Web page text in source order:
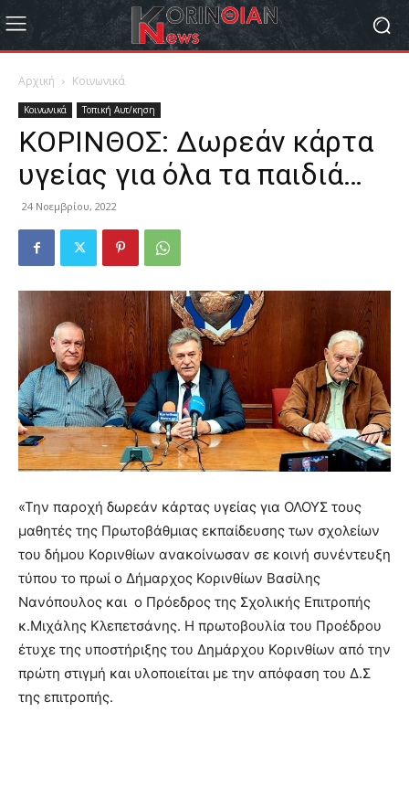
Αρχική Κοινωνικά
Κοινωνικά Τοπική Αυτ/κηση
ΚΟΡΙΝΘΟΣ: Δωρεάν κάρτα
υγείας για όλα τα παιδιά…
24 Νοεμβρίου, 2022
«Την παροχή δωρεάν κάρτας υγείας για ΟΛΟΥΣ τους
μαθητές της Πρωτοβάθμιας εκπαίδευσης των σχολείων
του δήμου Κορινθίων ανακοίνωσαν σε κοινή συνέντευξη
τύπου το πρωί ο Δήμαρχος Κορινθίων Βασίλης
Νανόπουλος και ο Πρόεδρος της Σχολικής Επιτροπής
κ.Μιχάλης Κλεπετσάνης. Η πρωτοβουλία του Προέδρου
έτυχε της υποστήριξης του Δημάρχου Κορινθίων από την
πρώτη στιγμή και υλοποιείται με την απόφαση του Δ.Σ
της επιτροπής.